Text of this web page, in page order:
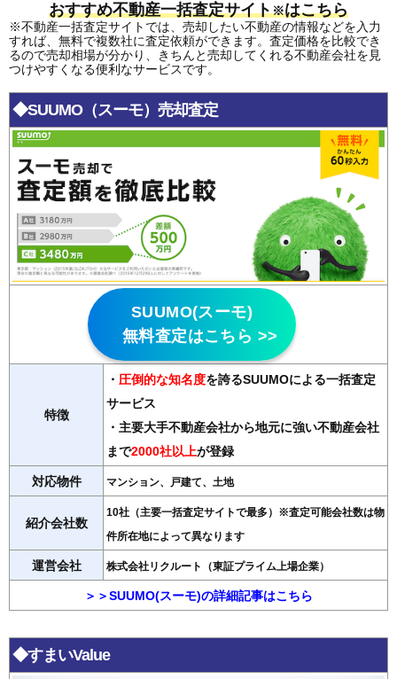
おすすめ不動産一括査定サイト※はこちら
※不動産一括査定サイトでは、売却したい不動産の情報などを入力
すれば、無料で複数社に査定依頼ができます。査定価格を比較でき
るので売却相場が分かり、きちんと売却してくれる不動産会社を見
つけやすくなる便利なサービスです。
◆SUUMO（スーモ）売却査定
SUUMO(スーモ)
無料査定はこちら >>
特徴
・ 圧倒的な知名度を誇るSUUMOによる一括査定
サービス
・主要大手不動産会社から地元に強い不動産会社
まで2000社以上が登録
対応物件 マンション、戸建て、土地
紹介会社数
10社（主要一括査定サイトで最多）※査定可能会社数は物
件所在地によって異なります
運営会社 株式会社リクルート（東証プライム上場企業）
＞＞SUUMO(スーモ)の詳細記事はこちら
◆すまいValue